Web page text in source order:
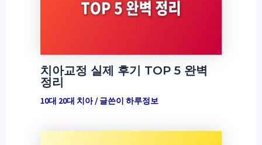
치아교정 실제 후기 TOP 5 완벽
정리
10대 20대 치아/ 글쓴이 하루정보